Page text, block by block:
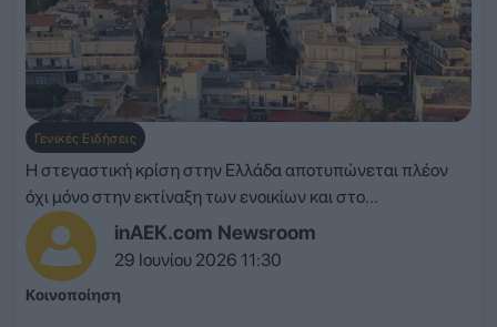
Γενικές Ειδήσεις
inAEK.com Newsroom
29 Ιουνίου 2026 11:30
Η στεγαστική κρίση στην Ελλάδα αποτυπώνεται πλέον
όχι μόνο στην εκτίναξη των ενοικίων και στο...
Κοινοποίηση